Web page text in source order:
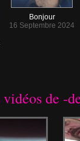
Bonjour
16 Septembre 2024
de -